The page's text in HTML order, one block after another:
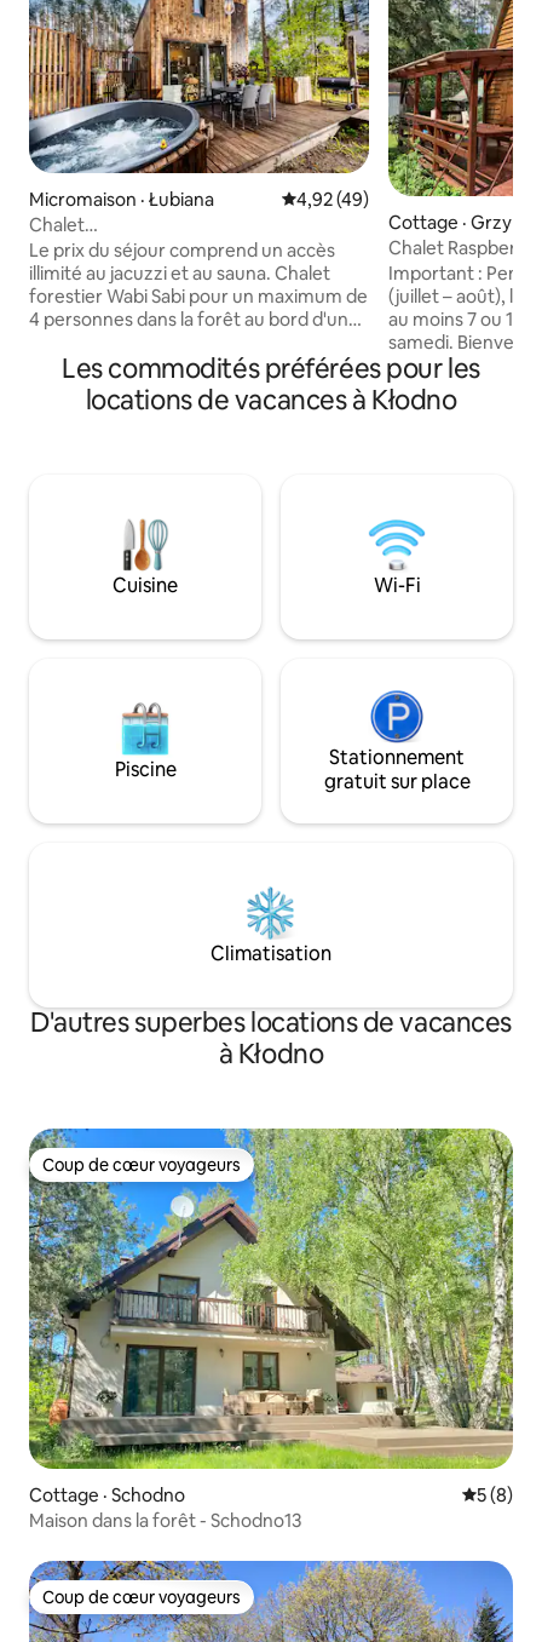
Micromaison · Łubiana Note moyenne de 4,92 sur 5,
4,92 (49)
Chalet
forêt/jacuzzi/cheminée/sauna/lac
Cachoubie
Le prix du séjour comprend un accès
illimité au jacuzzi et au sauna. Chalet
forestier Wabi Sabi pour un maximum de
4 personnes dans la forêt au bord d'un
maison de plain-pied d'environ 45 m2
avec deux chambres séparées, un salon
commun avec coin cuisine, une salle à
plus, sur la grande terrasse en bois, nous
avons un jacuzzi et un sauna réservés
aux clients de la maison. Notre maison
est ouverte toute l'année, elle est
Sudomie est à 150 m.
Cottage ·
Chalet Raspberry
Natura Sad
Important :
(juillet – août),
au moins 7 ou 14
samedi.
Malinowy (l'un
village de
Cachoubie, à 8
extérieur, à
Trzebiochy et du
emplacement,
randonnée, de
prix :)
Les commodités préférées pour les
locations de vacances à Kłodno
Cuisine Wi-Fi
Piscine
Stationnement
gratuit sur place
Climatisation
D'autres superbes locations de vacances
à Kłodno
Coup de cœur voyageurs
Coup de cœur voyageurs
Cottage · Schodno Note
5 (8)
Maison dans la forêt - Schodno13
Coup de cœur voyageurs
Coup de cœur voyageurs